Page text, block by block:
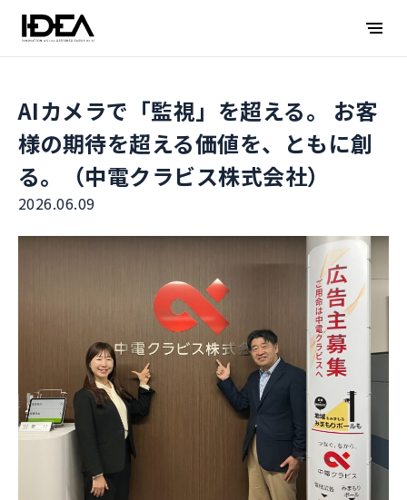
AIカメラで「監視」を超える。 お客
様の期待を超える価値を、ともに創
る。（中電クラビス株式会社）
2026.06.09